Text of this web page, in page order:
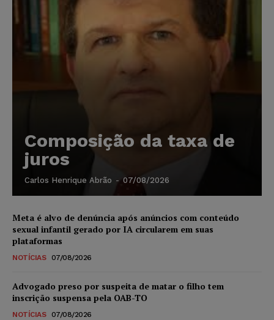
Composição da taxa de
juros
Carlos Henrique Abrão - 07/08/2026
Meta é alvo de denúncia após anúncios com conteúdo
sexual infantil gerado por IA circularem em suas
plataformas
NOTÍCIAS 07/08/2026
Advogado preso por suspeita de matar o filho tem
inscrição suspensa pela OAB-TO
NOTÍCIAS 07/08/2026